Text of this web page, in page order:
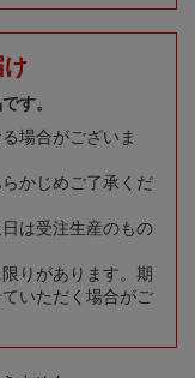
す。
場合がございま
かじめご了承くだ
は受注生産のもの
りがあります。期
いただく場合がご